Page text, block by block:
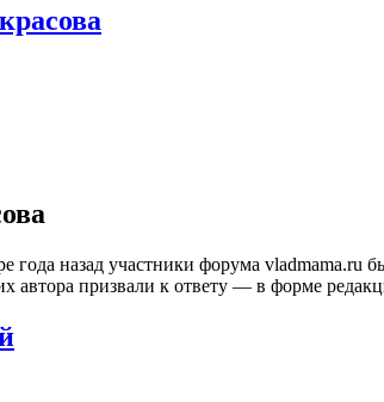
года назад участники форума
автора призвали к ответу — в форме